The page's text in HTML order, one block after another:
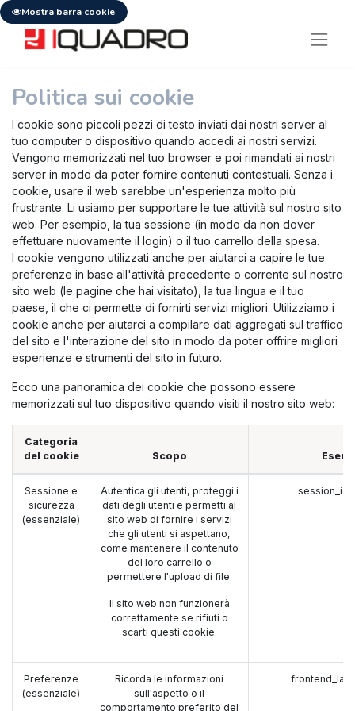
Politica sui cookie
I cookie sono piccoli pezzi di testo inviati dai nostri server al
tuo computer o dispositivo quando accedi ai nostri servizi.
Vengono memorizzati nel tuo browser e poi rimandati ai nostri
server in modo da poter fornire contenuti contestuali. Senza i
cookie, usare il web sarebbe un'esperienza molto più
frustrante. Li usiamo per supportare le tue attività sul nostro sito
web. Per esempio, la tua sessione (in modo da non dover
effettuare nuovamente il login) o il tuo carrello della spesa.
I cookie vengono utilizzati anche per aiutarci a capire le tue
preferenze in base all'attività precedente o corrente sul nostro
sito web (le pagine che hai visitato), la tua lingua e il tuo
paese, il che ci permette di fornirti servizi migliori. Utilizziamo i
cookie anche per aiutarci a compilare dati aggregati sul traffico
del sito e l'interazione del sito in modo da poter offrire migliori
esperienze e strumenti del sito in futuro.
Ecco una panoramica dei cookie che possono essere
memorizzati sul tuo dispositivo quando visiti il nostro sito web:
Categoria
del cookie
Scopo
Sessione e
sicurezza
(essenziale)
Autentica gli utenti, proteggi i
dati degli utenti e permetti al
sito web di fornire i servizi
che gli utenti si aspettano,
come mantenere il contenuto
del loro carrello o
permettere l'upload di file.
Il sito web non funzionerà
correttamente se rifiuti o
scarti questi cookie.
session_id
Preferenze
(essenziale)
Ricorda le informazioni
sull'aspetto o il
comportamento preferito del
Mostra barra cookie